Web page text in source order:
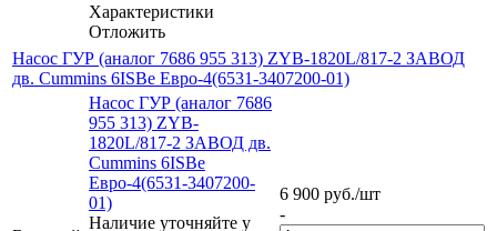
Характеристики
Отложить
Насос ГУР (аналог 7686 955 313) ZYB-1820L/817-2 ЗАВОД
дв. Cummins 6ISBe Евро-4(6531-3407200-01)
Насос ГУР (аналог 7686
955 313) ZYB-
1820L/817-2 ЗАВОД дв.
Cummins 6ISBe
Евро-4(6531-3407200-
01)
Наличие уточняйте у
6 900 руб./шт
-